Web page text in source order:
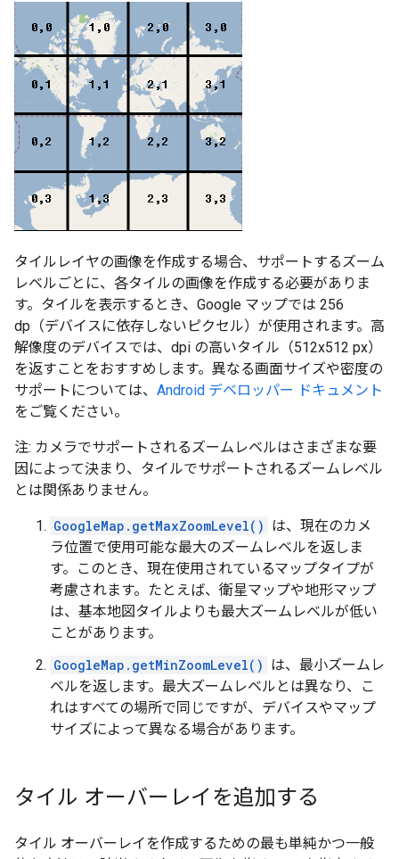
タイルレイヤの画像を作成する場合、サポートするズーム
レベルごとに、各タイルの画像を作成する必要がありま
す。タイルを表示するとき、Google マップでは 256
dp（デバイスに依存しないピクセル）が使用されます。高
解像度のデバイスでは、dpi の高いタイル（512x512 px）
を返すことをおすすめします。異なる画面サイズや密度の
サポートについては、 Android デベロッパー ドキュメント
をご覧ください。
注: カメラでサポートされるズームレベルはさまざまな要
因によって決まり、タイルでサポートされるズームレベル
とは関係ありません。
GoogleMap.getMaxZoomLevel() は、現在のカメ
ラ位置で使用可能な最大のズームレベルを返しま
す。このとき、現在使用されているマップタイプが
考慮されます。たとえば、衛星マップや地形マップ
は、基本地図タイルよりも最大ズームレベルが低い
ことがあります。
GoogleMap.getMinZoomLevel() は、最小ズームレ
ベルを返します。最大ズームレベルとは異なり、こ
れはすべての場所で同じですが、デバイスやマップ
サイズによって異なる場合があります。
タイル オーバーレイを追加する
タイル オーバーレイを作成するための最も単純かつ一般